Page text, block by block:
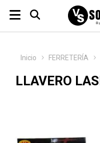
Inicio FERRETERÍA
LLAVERO